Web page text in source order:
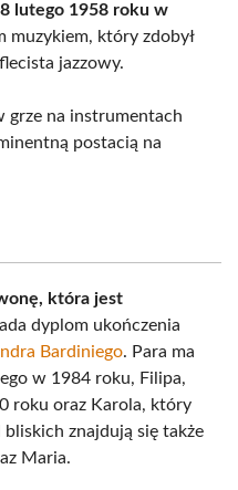
lutego 1958 roku w
muzykiem, który zdobył
jazzowy.
grze na instrumentach
postacią na
która jest
dyplom ukończenia
Bardiniego. Para ma
w 1984 roku, Filipa,
roku oraz Karola, który
znajdują się także
Maria.